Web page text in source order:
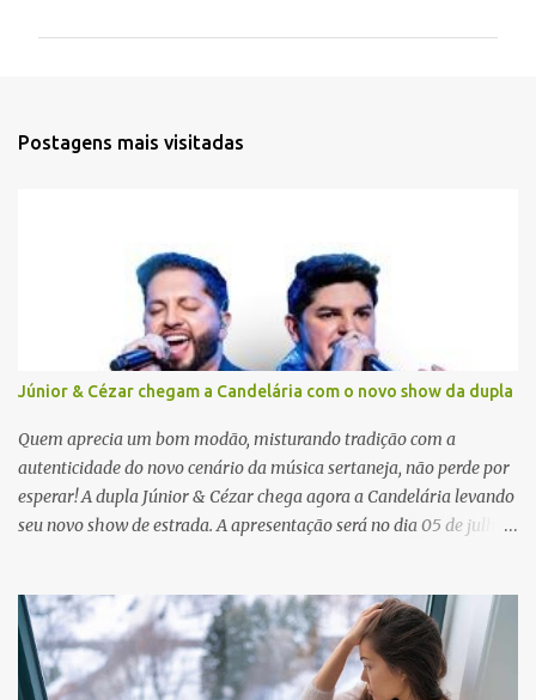
Postagens mais visitadas
Júnior & Cézar chegam a Candelária com o novo show da dupla
Quem aprecia um bom modão, misturando tradição com a
autenticidade do novo cenário da música sertaneja, não perde por
esperar! A dupla Júnior & Cézar chega agora a Candelária levando
seu novo show de estrada. A apresentação será no dia 05 de julho
barriga diferente. O projeto ‘Simplesmente’ ainda nem foi lançado
por completo e já ver o público cantando com a gente, show após
show, é algo surreal. Muita gente que nos acompanha, desde os